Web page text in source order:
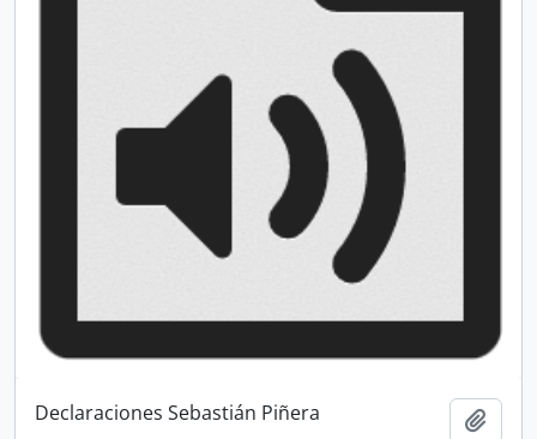
Declaraciones Sebastián Piñera